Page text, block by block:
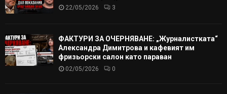
22/05/2026 3
ФАКТУРИ ЗА ОЧЕРНЯВАНЕ: „Журналистката“
Александра Димитрова и кафевият им
фризьорски салон като параван
02/05/2026 0